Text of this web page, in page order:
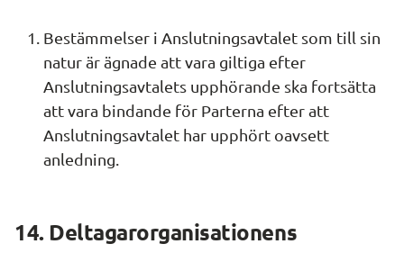
Bestämmelser i Anslutningsavtalet som till sin
natur är ägnade att vara giltiga efter
Anslutningsavtalets upphörande ska fortsätta
att vara bindande för Parterna efter att
Anslutningsavtalet har upphört oavsett
anledning.
14. Deltagarorganisationens